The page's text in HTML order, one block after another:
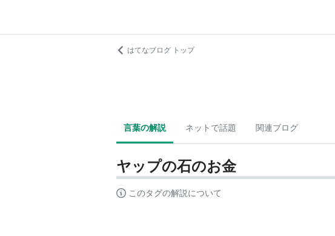
はてなブログ トップ
言葉の解説 ネットで話題 関連ブログ
ヤップの石のお金
このタグの解説について